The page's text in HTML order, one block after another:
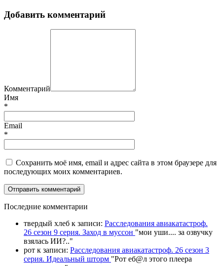
Добавить комментарий
Комментарий
Имя
*
Email
*
Сохранить моё имя, email и адрес сайта в этом браузере для
последующих моих комментариев.
Последние комментарии
твердый хлеб к записи: Расследования авиакатастроф.
26 сезон 9 серия. Заход в муссон "мои уши.... за озвучку
взялась ИИ?.."
рот к записи: Расследования авиакатастроф. 26 сезон 3
серия. Идеальный шторм "Рот еб@л этого плеера